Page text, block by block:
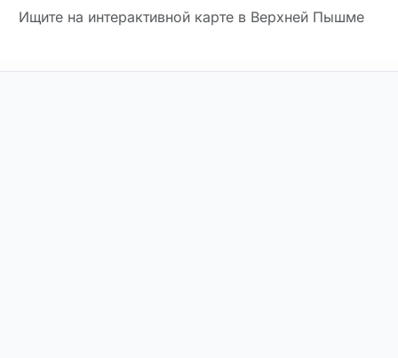
Ищите на интерактивной карте в Верхней Пышме